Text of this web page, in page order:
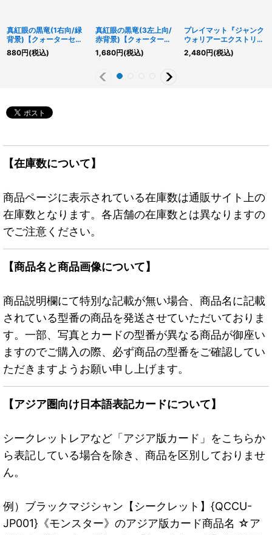
真紅眼の黒竜(1右向/緑
背景)【クォーターセン
チュリーシークレット】
{QCAC-JP022}《モン
880円(税込)
真紅眼の黒竜(3左上向/
赤背景)【クォーターセ
ンチュリーシークレッ
ト】{QCAC-JP022}
1,680円(税込)
プレイマット『ジャンク
ウォリアーエクストリー
ム
(YCSJ2025NAGOYA)
2,480円(税込)
【在庫数について】
商品ページに表示されている在庫数は通販サイト上の
在庫数となります。各店舗の在庫数とは異なりますの
でご注意ください。
【商品名と商品画像について】
商品説明欄にて特別な記載が無い場合、商品名に記載
されている型番の商品を発送させていただいておりま
す。一部、写真とカードの型番が異なる商品が御座い
ますのでご購入の際、必ず商品の型番をご確認してい
ただきますようお願い申し上げます。
【アジア圏向け日本語表記カードについて】
シークレットレアなど「アジア版カード」をこちらか
ら表記している場合を除き、商品を区別しておりませ
ん。
例）ブラックマジシャン【シークレット】{QCCU-
JP001}《モンスター》のアジア版カード商品名 ☆ア